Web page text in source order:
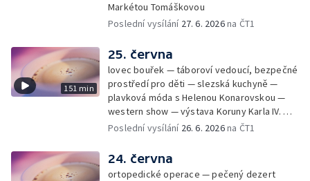
Markétou Tomáškovou
Poslední vysílání 27. 6. 2026na ČT1
151 min
25. června
lovec bouřek — táboroví vedoucí, bezpečné
prostředí pro děti — slezská kuchyně —
plavková móda s Helenou Konarovskou —
western show — výstava Koruny Karla IV. —
mladý lezecký fenomén Josef Šindel
Poslední vysílání 26. 6. 2026na ČT1
24. června
ortopedické operace — pečený dezert